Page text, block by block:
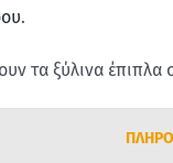
.
ξύλινα έπιπλα